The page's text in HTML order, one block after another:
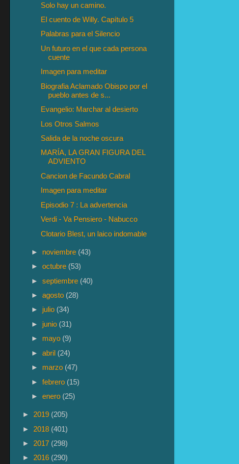
Solo hay un camino.
El cuento de Willy. Capítulo 5
Palabras para el Silencio
Un futuro en el que cada persona
cuente
Imagen para meditar
Biografia Aclamado Obispo por el
pueblo antes de s...
Evangelio: Marchar al desierto
Los Otros Salmos
Salida de la noche oscura
MARÍA, LA GRAN FIGURA DEL
ADVIENTO
Cancion de Facundo Cabral
Imagen para meditar
Episodio 7 : La advertencia
Verdi - Va Pensiero - Nabucco
Clotario Blest, un laico indomable
► noviembre (43)
►octubre (53)
►septiembre (40)
►agosto (28)
► julio (34)
► junio (31)
► mayo (9)
►abril (24)
► marzo (47)
►febrero (15)
►enero (25)
► 2019 (205)
► 2018 (401)
► 2017 (298)
► 2016 (290)